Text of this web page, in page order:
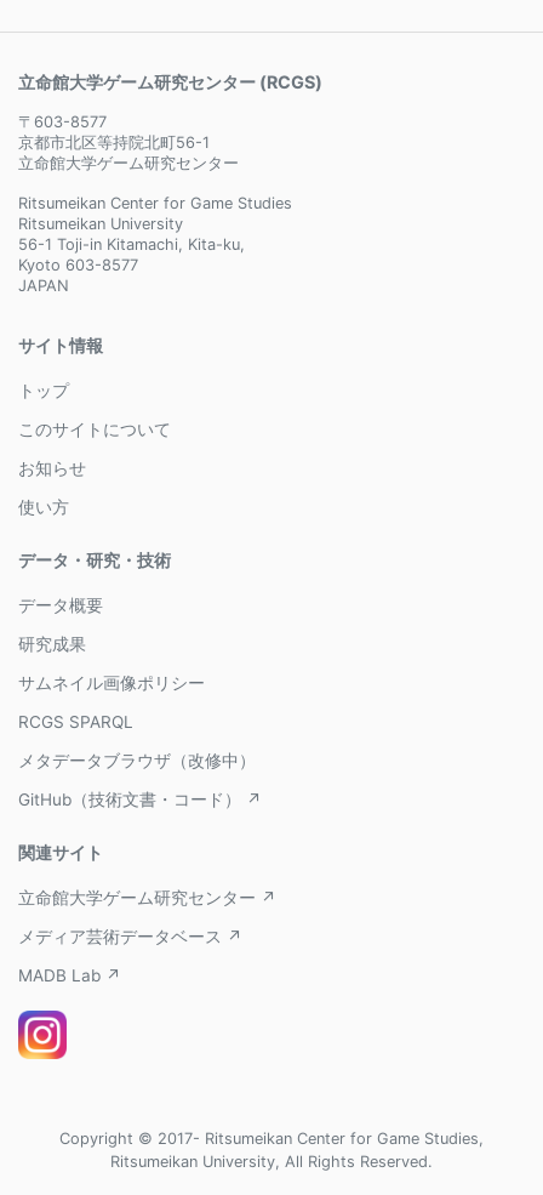
立命館大学ゲーム研究センター (RCGS)
〒603-8577
京都市北区等持院北町56-1
立命館大学ゲーム研究センター
Ritsumeikan Center for Game Studies
Ritsumeikan University
56-1 Toji-in Kitamachi, Kita-ku,
Kyoto 603-8577
JAPAN
サイト情報
トップ
このサイトについて
お知らせ
使い方
データ・研究・技術
データ概要
研究成果
サムネイル画像ポリシー
RCGS SPARQL
メタデータブラウザ（改修中）
GitHub（技術文書・コード） ↗
関連サイト
立命館大学ゲーム研究センター ↗
メディア芸術データベース ↗
MADB Lab ↗
Copyright © 2017- Ritsumeikan Center for Game Studies,
Ritsumeikan University, All Rights Reserved.